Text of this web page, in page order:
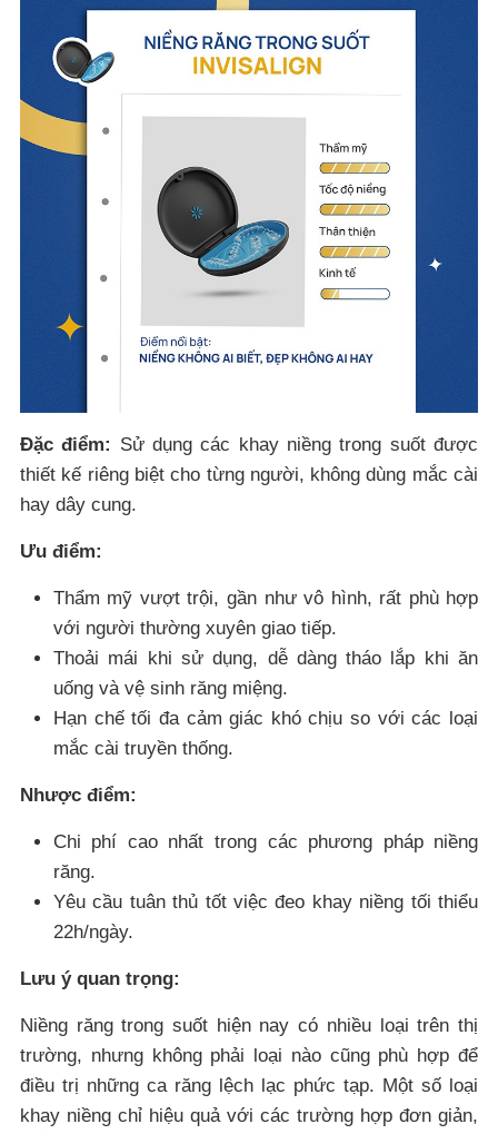
Đặc điểm: Sử dụng các khay niềng trong suốt được
thiết kế riêng biệt cho từng người, không dùng mắc cài
hay dây cung.
Ưu điểm:
Thẩm mỹ vượt trội, gần như vô hình, rất phù hợp
với người thường xuyên giao tiếp.
Thoải mái khi sử dụng, dễ dàng tháo lắp khi ăn
uống và vệ sinh răng miệng.
Hạn chế tối đa cảm giác khó chịu so với các loại
mắc cài truyền thống.
Nhược điểm:
Chi phí cao nhất trong các phương pháp niềng
răng.
Yêu cầu tuân thủ tốt việc đeo khay niềng tối thiểu
22h/ngày.
Lưu ý quan trọng:
Niềng răng trong suốt hiện nay có nhiều loại trên thị
trường, nhưng không phải loại nào cũng phù hợp để
điều trị những ca răng lệch lạc phức tạp. Một số loại
khay niềng chỉ hiệu quả với các trường hợp đơn giản,